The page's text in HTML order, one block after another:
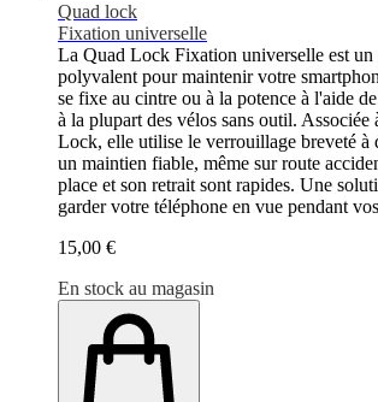
Quad lock
Fixation universelle
La Quad Lock Fixation universelle est un
polyvalent pour maintenir votre
se fixe au cintre ou à la potence à l'aide
à la plupart des vélos sans outil. Associée
Lock, elle utilise le verrouillage breveté à
un maintien fiable, même sur route
place et son retrait sont rapides. Une
garder votre téléphone en vue pendant
15,00 €
En stock au magasin